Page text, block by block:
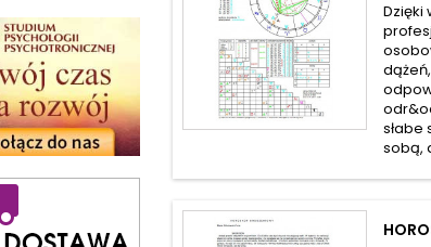
słabe
sobą,